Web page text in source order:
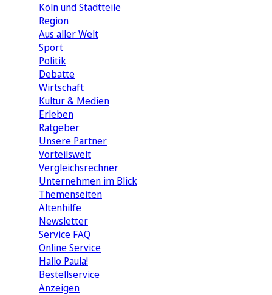
Köln und Stadtteile
Region
Aus aller Welt
Sport
Politik
Debatte
Wirtschaft
Kultur & Medien
Erleben
Ratgeber
Unsere Partner
Vorteilswelt
Vergleichsrechner
Unternehmen im Blick
Themenseiten
Altenhilfe
Newsletter
Service FAQ
Online Service
Hallo Paula!
Bestellservice
Anzeigen